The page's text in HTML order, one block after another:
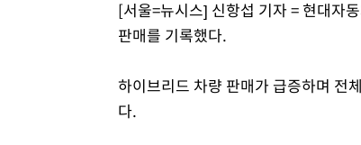
[서울=뉴시스] 신항섭 기자 = 현대자
판매를 기록했다.
하이브리드 차량 판매가 급증하며 전
다.